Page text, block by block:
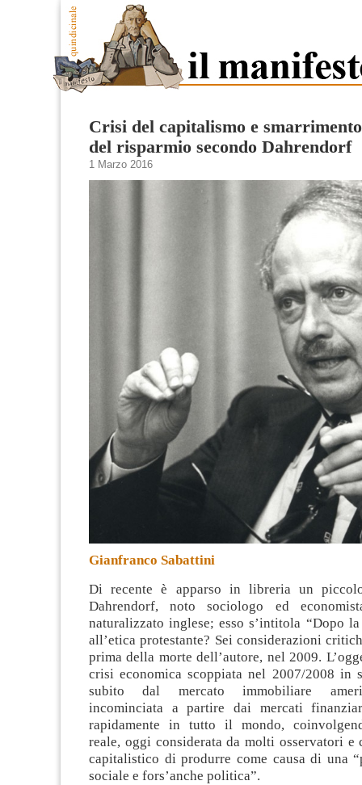
Crisi del capitalismo e
del risparmio secondo Dahrendorf
1 Marzo 2016
Gianfranco Sabattini
Di recente è apparso in libreria un
Dahrendorf, noto sociologo ed
naturalizzato inglese; esso s’intitola “Dopo
all’etica protestante? Sei considerazioni
prima della morte dell’autore, nel 2009.
crisi economica scoppiata nel 2007/2008 in
subito dal mercato immobiliare
incominciata a partire dai mercati
rapidamente in tutto il mondo,
reale, oggi considerata da molti osservatori
capitalistico di produrre come causa di una
sociale e fors’anche politica”.